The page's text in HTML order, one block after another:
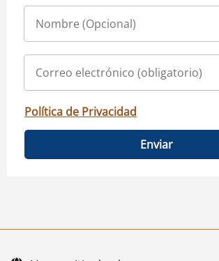
Política de Privacidad
Enviar